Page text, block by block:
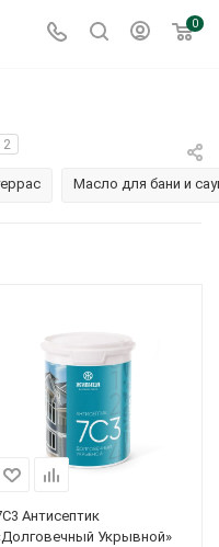
0
2
Масло для бани и
Антисептик
Укрывной»